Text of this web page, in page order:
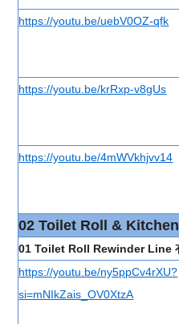
https://youtu.be/uebV0OZ-qfk
https://youtu.be/krRxp-v8gUs
https://youtu.be/4mWVkhjvv14
02 Toilet Roll &
01 Toilet Roll Rewinder Line
https://youtu.be/ny5ppCv4rXU?
si=mNIkZais_OV0XtzA